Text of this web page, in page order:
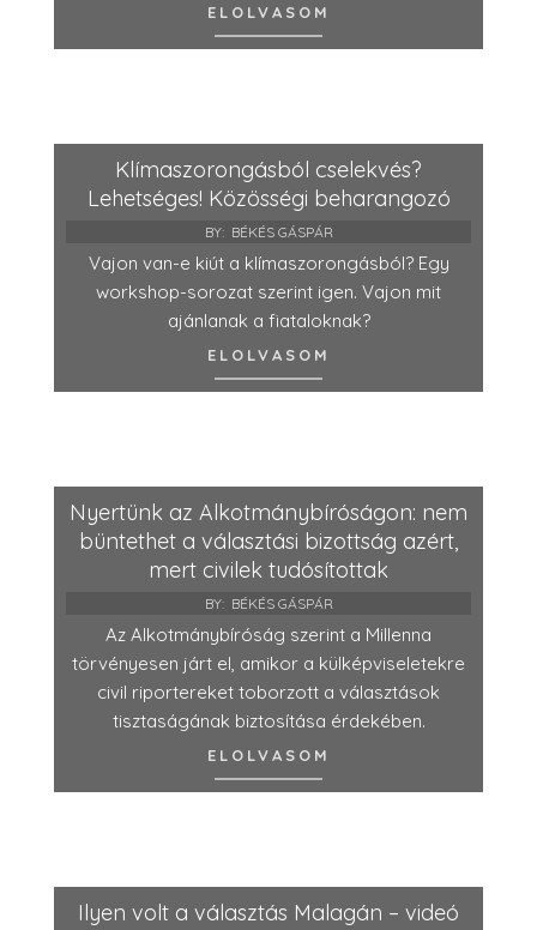
ELOLVASOM
Klímaszorongásból cselekvés?
Lehetséges! Közösségi beharangozó
BY: BÉKÉS GÁSPÁR
Vajon van-e kiút a klímaszorongásból? Egy
workshop-sorozat szerint igen. Vajon mit
ajánlanak a fiataloknak?
ELOLVASOM
Nyertünk az Alkotmánybíróságon: nem
büntethet a választási bizottság azért,
mert civilek tudósítottak
BY: BÉKÉS GÁSPÁR
Az Alkotmánybíróság szerint a Millenna
törvényesen járt el, amikor a külképviseletekre
civil riportereket toborzott a választások
tisztaságának biztosítása érdekében.
ELOLVASOM
Ilyen volt a választás Malagán – videó